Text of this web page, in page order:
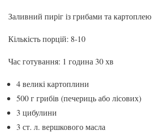
Заливний пиріг із грибами та картоплею
Кількість порцій: 8-10
Час готування: 1 година 30 хв
4 великі картоплини
500 г грибів (печериць або лісових)
3 цибулини
3 ст. л. вершкового масла